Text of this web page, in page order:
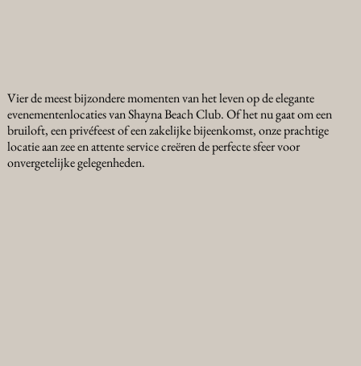
Vier de meest bijzondere momenten van het leven op de elegante
evenementenlocaties van Shayna Beach Club. Of het nu gaat om een
bruiloft, een privéfeest of een zakelijke bijeenkomst, onze prachtige
locatie aan zee en attente service creëren de perfecte sfeer voor
onvergetelijke gelegenheden.